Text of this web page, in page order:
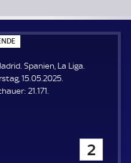
P
E
E
N
Spanien, La Liga.
15.05.2025.
Z
21.171.
2